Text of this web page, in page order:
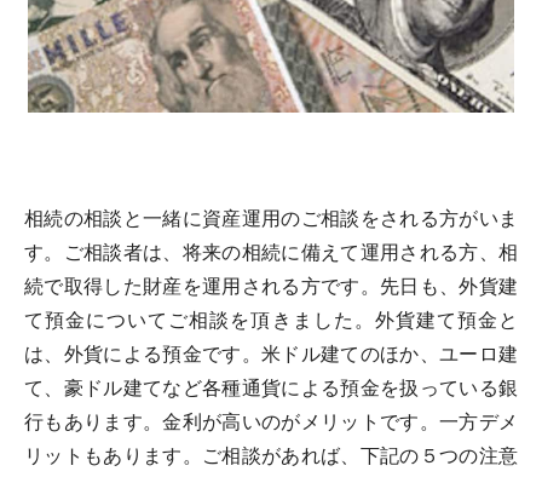
相続の相談と一緒に資産運用のご相談をされる方がいま
す。ご相談者は、将来の相続に備えて運用される方、相
続で取得した財産を運用される方です。先日も、外貨建
て預金についてご相談を頂きました。外貨建て預金と
は、外貨による預金です。米ドル建てのほか、ユーロ建
て、豪ドル建てなど各種通貨による預金を扱っている銀
行もあります。金利が高いのがメリットです。一方デメ
リットもあります。ご相談があれば、下記の５つの注意